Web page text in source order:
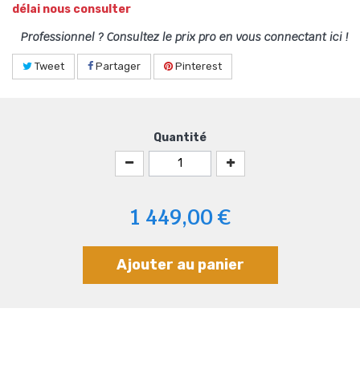
délai nous consulter
Professionnel ? Consultez le prix pro en vous connectant ici !
Tweet Partager Pinterest
Quantité
1 449,00 €
Ajouter au panier